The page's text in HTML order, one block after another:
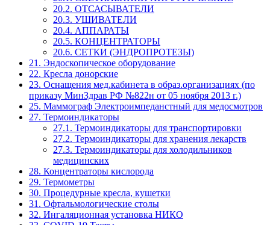
20.2. ОТСАСЫВАТЕЛИ
20.3. УШИВАТЕЛИ
20.4. АППАРАТЫ
20.5. КОНЦЕНТРАТОРЫ
20.6. СЕТКИ (ЭНДРОПРОТЕЗЫ)
21. Эндоскопическое оборудование
22. Кресла донорские
23. Оснащения мед.кабинета в образ.организациях (по
приказу МинЗдрав РФ №822н от 05 ноября 2013 г.)
25. Маммограф Электроимпеданстный для медосмотров
27. Термоиндикаторы
27.1. Термоиндикаторы для транспортировки
27.2. Термоиндикаторы для хранения лекарств
27.3. Термоиндикаторы для холодильников
медицинских
28. Концентраторы кислорода
29. Термометры
30. Процедурные кресла, кушетки
31. Офтальмологические столы
32. Ингаляционная установка НИКО